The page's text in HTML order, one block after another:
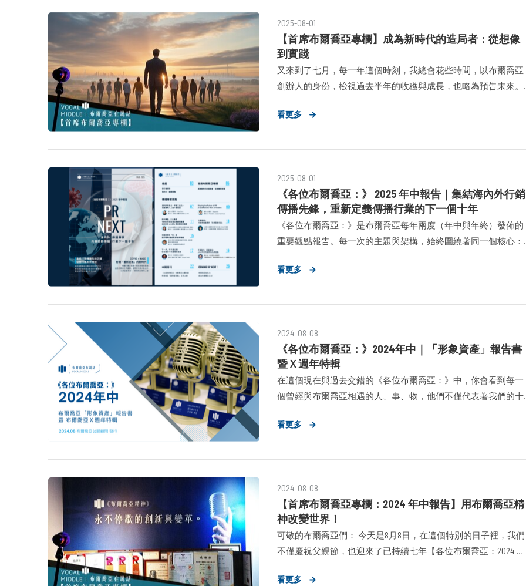
2025-08-01
【首席布爾喬亞專欄】成為新時代的造局者：從想像
到實踐
又來到了七月，每一年這個時刻，我總會花些時間，以布爾喬亞
創辦人的身份，檢視過去半年的收穫與成長，也略為預告未來。
們的想法與成果對外分享，也是一種自我砥礪。
看更多
2025-08-01
《各位布爾喬亞：》 2025 年中報告｜集結海內外行銷
傳播先鋒，重新定義傳播行業的下一個十年
《各位布爾喬亞：》是布爾喬亞每年兩度（年中與年終）發佈的
重要觀點報告。每一次的主題與架構，始終圍繞著同一個核心：
兩個重點出發： 一、2025年，是 疫情 餘波與 生成式AI 全面普及
們共同探討這場變革對未來的影響； 二、傳播領域的每一個工
影響力的本質是「#信任」，那麼公關顧問代表的即是創造信任
程中，最源頭、最核心的職能（Function）、職務（Role）、產業
（Industry）。
看更多
2024-08-08
《各位布爾喬亞：》2024年中｜「形象資產」報告書
暨Ｘ週年特輯
在這個現在與過去交錯的《各位布爾喬亞：》中，你會看到每一
個曾經與布爾喬亞相遇的人、事、物，他們不僅代表著我們的十
的每一個角落。
看更多
2024-08-08
【首席布爾喬亞專欄：2024 年中報告】用布爾喬亞精
神改變世界！
可敬的布爾喬亞們： 今天是8月8日，在這個特別的日子裡，我們
不僅慶祝父親節，也迎來了已持續七年【各位布爾喬亞：2024 年
年派對的賓客們致以最誠摯的感謝，感謝你們過往以不同角色的
看更多